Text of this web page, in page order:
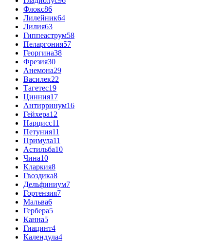
Флокс86
Лилейник64
Лилия63
Гиппеаструм58
Пеларгония57
Георгина38
Фрезия30
Анемона29
Василек22
Тагетес19
Цинния17
Антирринум16
Гейхера12
Нарцисс11
Петуния11
Примула11
Астильба10
Чина10
Кларкия8
Гвоздика8
Дельфиниум7
Гортензия7
Мальва6
Гербера5
Канна5
Гиацинт4
Календула4